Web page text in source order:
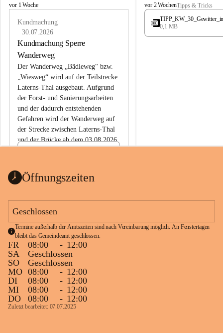
L
vor 1 Woche
Kundmachung
30.07.2026
Kundmachung Sperre
Wanderweg
Der Wanderweg „Bädleweg“ bzw.
„Wiesweg“ wird auf der Teilstrecke
Laterns-Thal ausgebaut. Aufgrund
der Forst- und Sanierungsarbeiten
und der dadurch entstehenden
Gefahren wird der Wanderweg auf
der Strecke zwischen Laterns-Thal
und der Brücke ab dem 03.08.2026
ht
1 Seite•0,1 MB
L
a
e
vor 2 WochenTipps & Tricks
0,1 MB
Öffnungszeiten
Geschlossen
Termine außerhalb der Amtszeiten sind nach Vereinbarung möglich. An Fenstertagen
bleibt das Gemeindeamt geschlossen.
FR 08:00 - 12:00
SA
Geschlossen
SO
Geschlossen
MO 08:00 - 12:00
DI
08:00 - 12:00
MI
08:00 - 12:00
DO
08:00 - 12:00
Zuletzt bearbeitet: 07.07.2025